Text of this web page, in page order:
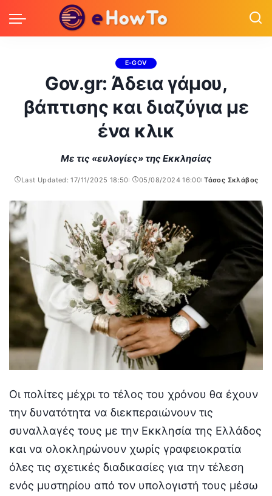
E-GOV
Gov.gr: Άδεια γάμου,
βάπτισης και διαζύγια με
ένα κλικ
Με τις «ευλογίες» της Εκκλησίας
Last Updated: 17/11/2025 18:50 05/08/2024 16:00
Posted
Τάσος Σκλάβος
Οι πολίτες μέχρι το τέλος του χρόνου θα έχουν
την δυνατότητα να διεκπεραιώνουν τις
συναλλαγές τους με την Εκκλησία της Ελλάδος
και να ολοκληρώνουν χωρίς γραφειοκρατία
όλες τις σχετικές διαδικασίες για την τέλεση
ενός μυστηρίου από τον υπολογιστή τους μέσω